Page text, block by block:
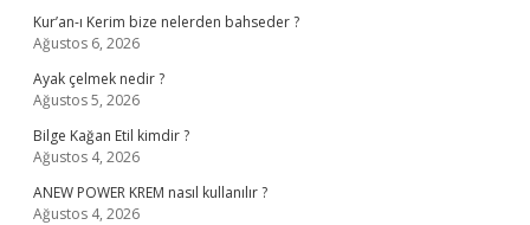
Kur’an-ı Kerim bize nelerden bahseder ?
Ağustos 6, 2026
Ayak çelmek nedir ?
Ağustos 5, 2026
Bilge Kağan Etil kimdir ?
Ağustos 4, 2026
ANEW POWER KREM nasıl kullanılır ?
Ağustos 4, 2026